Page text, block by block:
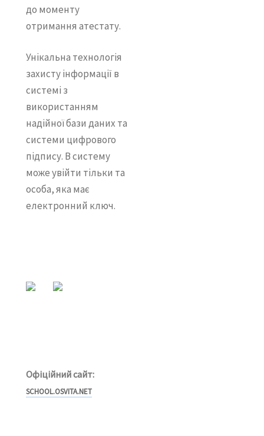
до моменту
отримання атестату.
Унікальна технологія
захисту інформації в
системі з
використанням
надійної бази даних та
системи цифрового
підпису. В систему
може увійти тільки та
особа, яка має
електронний ключ.
Офіційний сайт:
SCHOOL.OSVITA.NET